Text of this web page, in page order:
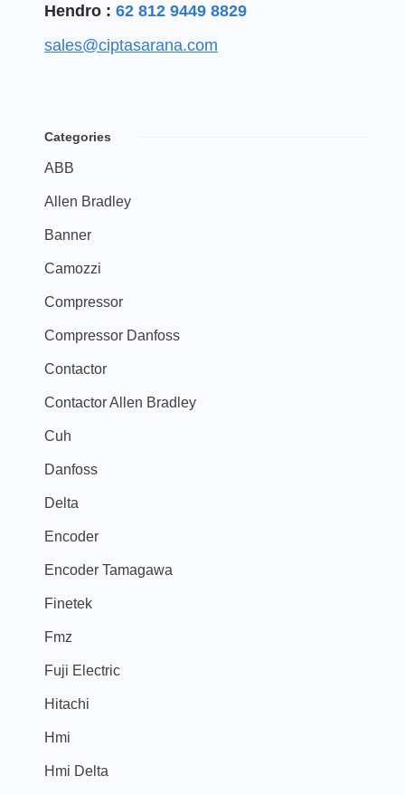
Hendro : 62 812 9449 8829
sales@ciptasarana.com
Categories
ABB
Allen Bradley
Banner
Camozzi
Compressor
Compressor Danfoss
Contactor
Contactor Allen Bradley
Cuh
Danfoss
Delta
Encoder
Encoder Tamagawa
Finetek
Fmz
Fuji Electric
Hitachi
Hmi
Hmi Delta